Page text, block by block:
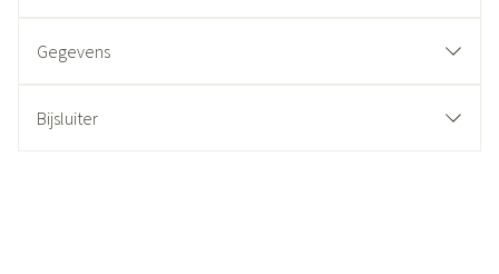
Gegevens
Bijsluiter